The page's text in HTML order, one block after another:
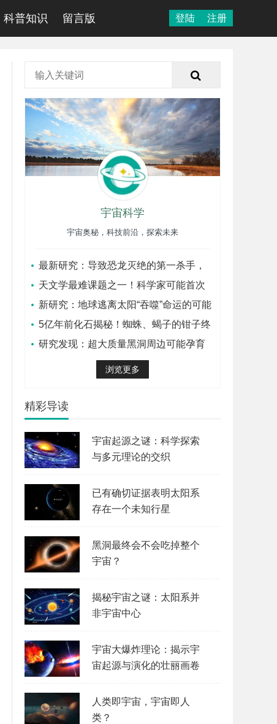
科普知识 留言版 登陆 注册
宇宙科学
宇宙奥秘，科技前沿，探索未来
最新研究：导致恐龙灭绝的第一杀手，
可能不是寒冬而是全球火海
天文学最难课题之一！科学家可能首次
探测到系外卫星
新研究：地球逃离太阳“吞噬”命运的可能
性增大
5亿年前化石揭秘！蜘蛛、蝎子的钳子终
于找到演化源头
研究发现：超大质量黑洞周边可能孕育
浏览更多
精彩导读
宇宙起源之谜：科学探索
与多元理论的交织
已有确切证据表明太阳系
存在一个未知行星
黑洞最终会不会吃掉整个
宇宙？
揭秘宇宙之谜：太阳系并
非宇宙中心
宇宙大爆炸理论：揭示宇
宙起源与演化的壮丽画卷
人类即宇宙，宇宙即人
类？